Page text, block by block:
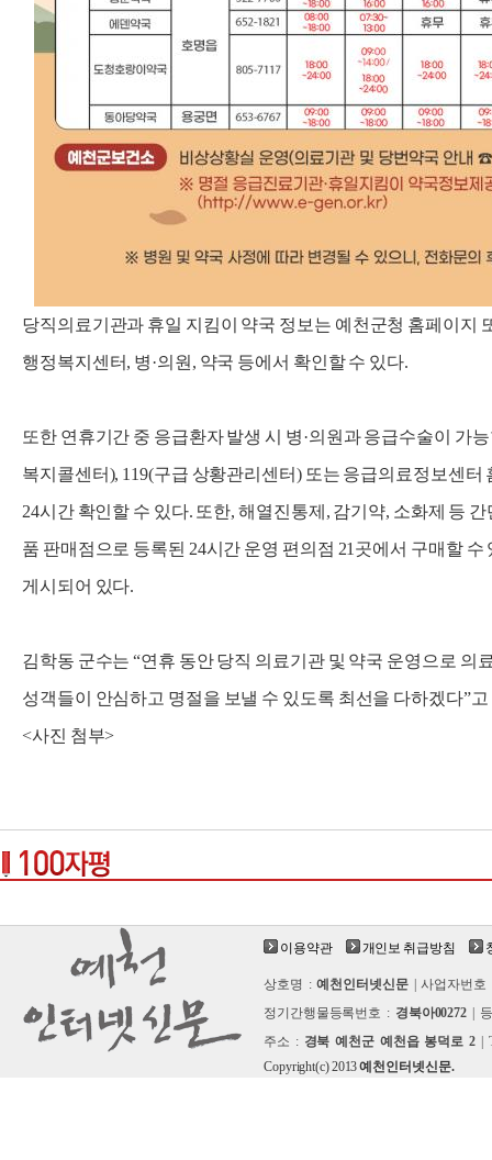
당직의료기관과 휴일 지킴이 약국 정보는 예천군청 홈페이지
행정복지센터, 병·의원, 약국 등에서 확인할 수 있다.
또한 연휴기간 중 응급환자 발생 시 병·의원과 응급수술이 가
복지콜센터), 119(구급 상황관리센터) 또는 응급의료정보센터
24시간 확인할 수 있다. 또한, 해열진통제, 감기약, 소화제 등
품 판매점으로 등록된 24시간 운영 편의점 21곳에서 구매할
게시되어 있다.
김학동 군수는 “연휴 동안 당직 의료기관 및 약국 운영으로 의
성객들이 안심하고 명절을 보낼 수 있도록 최선을 다하겠다”
<사진 첨부>
이용약관 개인보 취급방침
상호명 :예천인터넷신문| 사업자번
정기간행물등록번호 : 경북아00272 |
주소 : 경북 예천군 예천읍 봉덕로 2|
Copyright(c) 2013예천인터넷신문.